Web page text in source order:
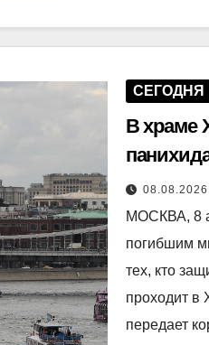
СЕГОДНЯ
В храме
МОСКВА, 8
погибшим
тех, кто
проходит в
передает